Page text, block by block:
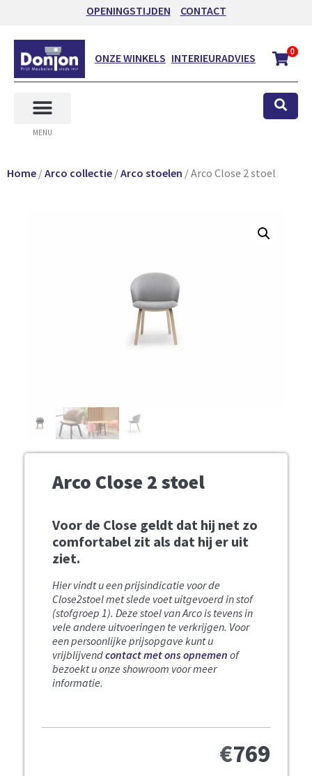
OPENINGSTIJDEN CONTACT
ONZE WINKELS INTERIEURADVIES 0
MENU
Home /Arco collectie /Arco stoelen / Arco Close 2 stoel
Arco Close 2 stoel
Voor de Close geldt dat hij net zo
comfortabel zit als dat hij er uit
ziet.
Hier vindt u een prijsindicatie voor de
Close2stoel met slede voet uitgevoerd in stof
(stofgroep 1). Deze stoel van Arco is tevens in
vele andere uitvoeringen te verkrijgen. Voor
een persoonlijke prijsopgave kunt u
vrijblijvendcontact met ons opnemen of
bezoekt u onze showroom voor meer
informatie.
€769